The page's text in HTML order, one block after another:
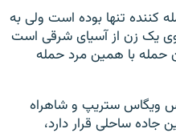
کننده تنها بوده است ولی به
یک زن از آسیای شرقی است
حمله با همین مرد حمله
ویگاس ستریپ و شاهراه
همین جاده ساحلی قرار دارد،